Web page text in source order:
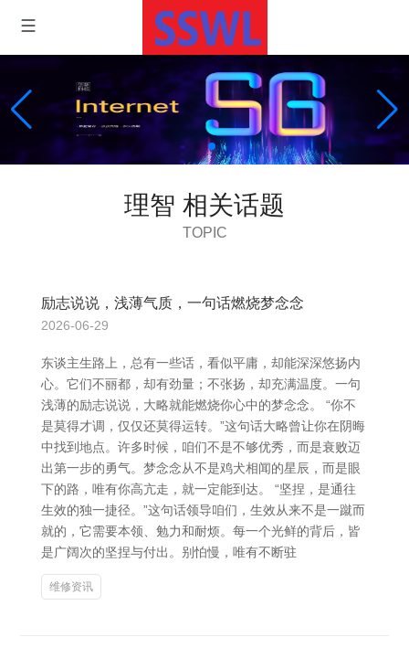
理智 相关话题
TOPIC
励志说说，浅薄气质，一句话燃烧梦念念
2026-06-29
东谈主生路上，总有一些话，看似平庸，却能深深悠扬内
心。它们不丽都，却有劲量；不张扬，却充满温度。一句
浅薄的励志说说，大略就能燃烧你心中的梦念念。 “你不
是莫得才调，仅仅还莫得运转。”这句话大略曾让你在阴晦
中找到地点。许多时候，咱们不是不够优秀，而是衰败迈
出第一步的勇气。梦念念从不是鸡犬相闻的星辰，而是眼
下的路，唯有你高亢走，就一定能到达。 “坚捏，是通往
生效的独一捷径。”这句话领导咱们，生效从来不是一蹴而
就的，它需要本领、勉力和耐烦。每一个光鲜的背后，皆
是广阔次的坚捏与付出。别怕慢，唯有不断驻
维修资讯